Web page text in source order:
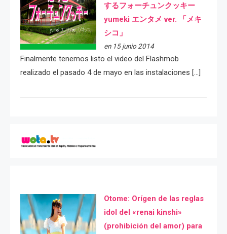
するフォーチュンクッキー
yumeki エンタメ ver. 「メキ
シコ」
en 15 junio 2014
Finalmente tenemos listo el video del Flashmob
realizado el pasado 4 de mayo en las instalaciones […]
Otome: Orígen de las reglas
idol del «renai kinshi»
(prohibición del amor) para